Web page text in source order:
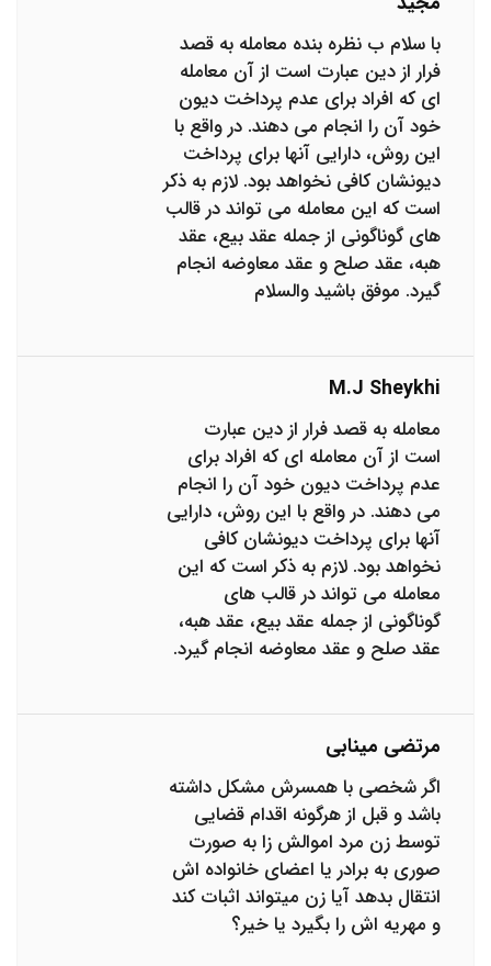
با سلام ب نظره بنده معامله به قصد
فرار از دین عبارت است از آن معامله
ای که افراد برای عدم پرداخت دیون
خود آن را انجام می دهند. در واقع با
این روش، دارایی آنها برای پرداخت
دیونشان کافی نخواهد بود. لازم به ذکر
است که این معامله می تواند در قالب
های گوناگونی از جمله عقد بیع، عقد
هبه، عقد صلح و عقد معاوضه انجام
گیرد. موفق باشید والسلام
M.j Sheykhi
معامله به قصد فرار از دین عبارت
است از آن معامله ای که افراد برای
عدم پرداخت دیون خود آن را انجام
می دهند. در واقع با این روش، دارایی
آنها برای پرداخت دیونشان کافی
نخواهد بود. لازم به ذکر است که این
معامله می تواند در قالب های
گوناگونی از جمله عقد بیع، عقد هبه،
عقد صلح و عقد معاوضه انجام گیرد.
مرتضی مینابی
اگر شخصی با همسرش مشکل داشته
باشد و قبل از هرگونه اقدام قضایی
توسط زن مرد اموالش زا به صورت
صوری به برادر یا اعضای خانواده اش
انتقال بدهد آیا زن میتواند اثبات کند
و مهریه اش را بگیرد یا خیر؟